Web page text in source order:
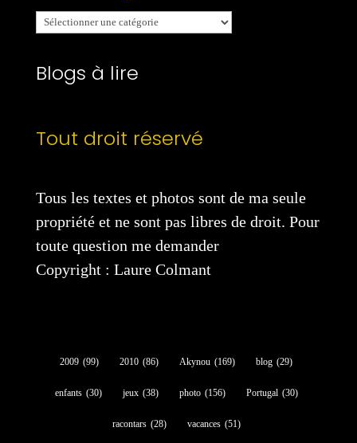
Mes
catégories
Blogs à lire
Tout droit réservé
Tous les textes et photos sont de ma seule
propriété et ne sont pas libres de droit. Pour
toute question me demander
Copyright : Laure Colmant
2009 (99) 2010 (86) Akynou (169) blog (29)
enfants (30) jeux (38) photo (156) Portugal (30)
racontars (28) vacances (51)